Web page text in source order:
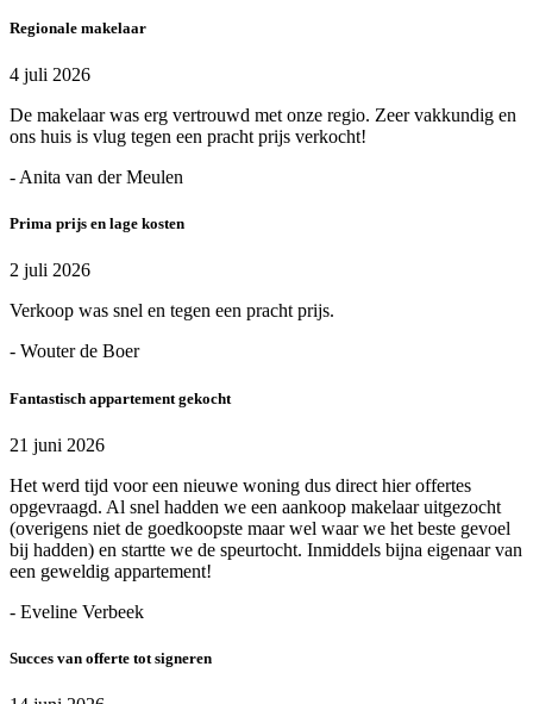
Regionale makelaar
4 juli 2026
De makelaar was erg vertrouwd met onze regio. Zeer vakkundig en
ons huis is vlug tegen een pracht prijs verkocht!
- Anita van der Meulen
Prima prijs en lage kosten
2 juli 2026
Verkoop was snel en tegen een pracht prijs.
- Wouter de Boer
Fantastisch appartement gekocht
21 juni 2026
Het werd tijd voor een nieuwe woning dus direct hier offertes
opgevraagd. Al snel hadden we een aankoop makelaar uitgezocht
(overigens niet de goedkoopste maar wel waar we het beste gevoel
bij hadden) en startte we de speurtocht. Inmiddels bijna eigenaar van
een geweldig appartement!
- Eveline Verbeek
Succes van offerte tot signeren